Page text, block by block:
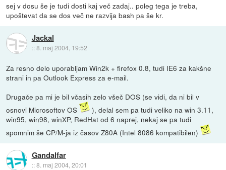
sej v dosu še je tudi dosti kaj več zadaj.. poleg tega je treba,
upoštevat da se dos več ne razvija bash pa še kr.
Jackal
::8. maj 2004, 19:52
Za resno delo uporabljam Win2k + firefox 0.8, tudi IE6 za kakšne
strani in pa Outlook Express za e-mail.
Drugače pa mi je bil včasih zelo všeč DOS (se vidi, da ni bil v
osnovi Microsoftov OS
), delal sem pa tudi veliko na win 3.11,
win95, win98, winXP, RedHat od 6 naprej, nekaj se pa tudi
spomnim še CP/M-ja iz časov Z80A (Intel 8086 kompatibilen)
Gandalfar
::8. maj 2004, 20:01